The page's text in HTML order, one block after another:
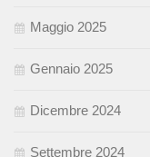
Maggio 2025
Gennaio 2025
Dicembre 2024
Settembre 2024